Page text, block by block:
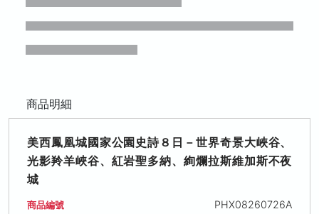
商品明細
美西鳳凰城國家公園史詩８日－世界奇景大峽谷、
光影羚羊峽谷、紅岩聖多納、絢爛拉斯維加斯不夜
城
商品編號 PHX08260726A